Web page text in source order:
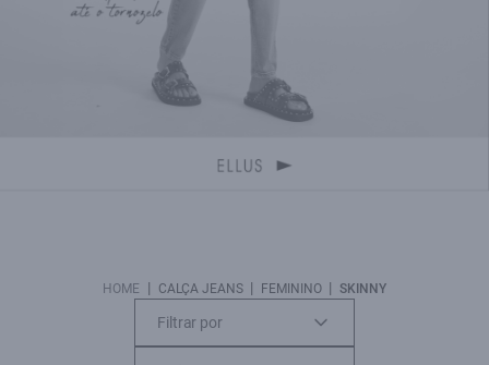
HOME | CALÇA JEANS | FEMININO | SKINNY
Filtrar por